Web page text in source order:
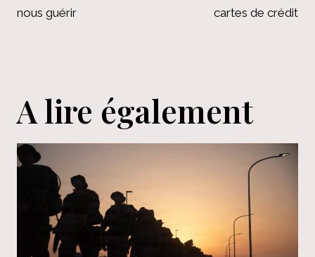
nous guérir cartes de crédit
A lire également